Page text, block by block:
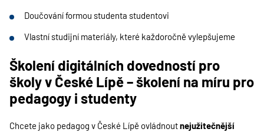
Doučování formou studenta studentovi
Vlastní studijní materiály, které každoročně vylepšujeme
Školení digitálních dovedností pro
školy v České Lípě– školení na míru pro
pedagogy i studenty
Chcete jako pedagog v České Lípě ovládnoutnejužitečnější